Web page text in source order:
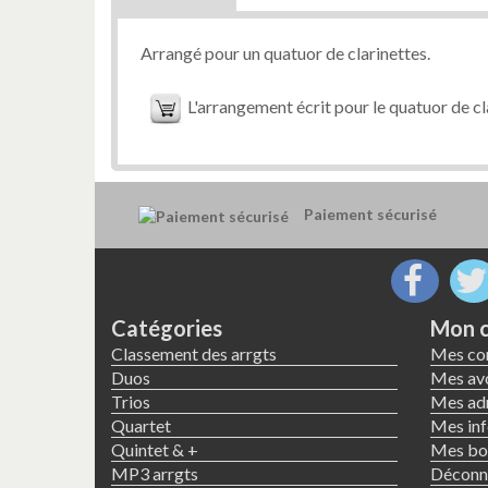
Arrangé pour un quatuor de clarinettes.
L'arrangement écrit pour le quatuor de
Paiement sécurisé
Catégories
Classement des arrgts
Duos
Trios
Quartet
Quintet & +
MP3 arrgts
Mon
Mes
Mes
Mes
Mes
Mes